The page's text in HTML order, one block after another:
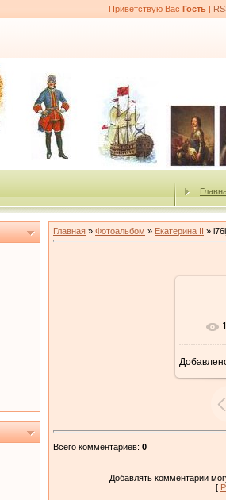
Приветствую Вас Гость |
Главная » Фотоальбом » Екатерина II »
Всего комментариев: 0
Добавлять комментарии
[